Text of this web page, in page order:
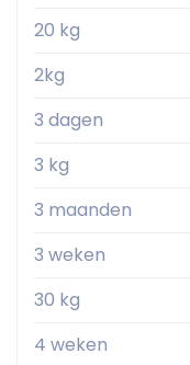
20 kg
2kg
3 dagen
3 kg
3 maanden
3 weken
30 kg
4 weken